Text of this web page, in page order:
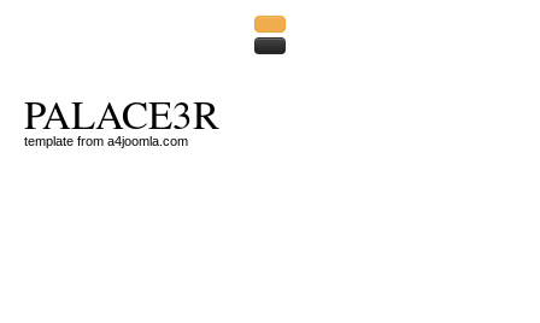
PALACE3R
template from a4joomla.com